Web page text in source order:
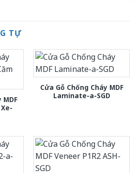
TỰ
MDF
Cửa Gỗ Chống Cháy MDF
Laminate-a-SGD